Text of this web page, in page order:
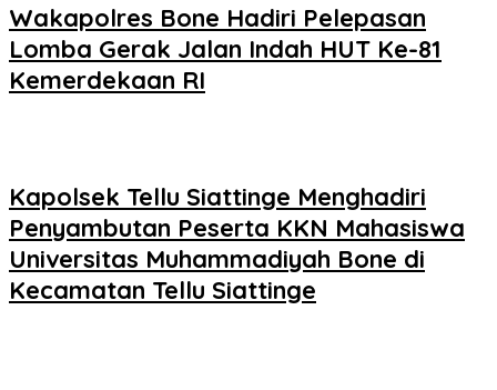
Wakapolres Bone Hadiri Pelepasan
Lomba Gerak Jalan Indah HUT Ke-81
Kemerdekaan RI
Kapolsek Tellu Siattinge Menghadiri
Penyambutan Peserta KKN Mahasiswa
Universitas Muhammadiyah Bone di
Kecamatan Tellu Siattinge